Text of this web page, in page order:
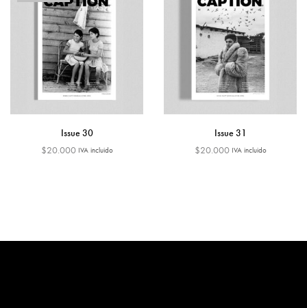
Issue 30
$20.000 IVA incluido
Issue 31
$20.000 IVA incluido